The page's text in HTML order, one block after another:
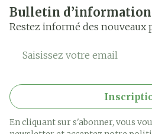
Bulletin d’information
Restez informé des
Adresse mail
En cliquant sur s'abonner, vous